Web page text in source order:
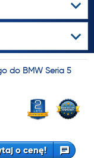
do BMW Seria 5
o cenę!